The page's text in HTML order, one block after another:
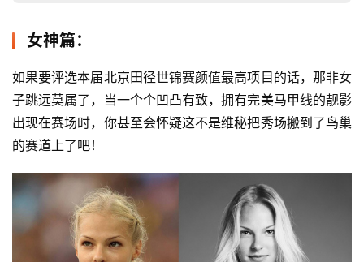
女神篇：
如果要评选本届北京田径世锦赛颜值最高项目的话，那非女
子跳远莫属了，当一个个凹凸有致，拥有完美马甲线的靓影
出现在赛场时，你甚至会怀疑这不是维秘把秀场搬到了鸟巢
的赛道上了吧！